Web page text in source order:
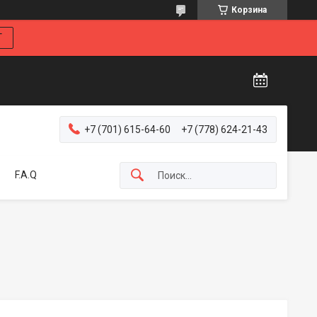
Корзина
+7 (701) 615-64-60 +7 (778) 624-21-43
F.A.Q